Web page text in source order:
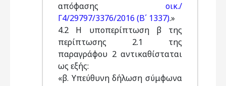
απόφασης οικ./
Γ4/29797/3376/2016 (Β΄ 1337).»
4.2 Η υποπερίπτωση β της
περίπτωσης 2.1 της
παραγράφου 2 αντικαθίσταται
ως εξής:
«β. Υπεύθυνη δήλωση σύμφωνα